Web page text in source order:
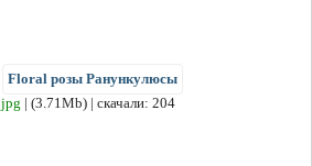
Floral розы Ранункулюсы
jpg | (3.71Mb) | скачали: 204